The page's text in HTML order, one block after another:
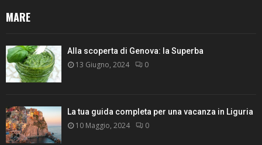
MARE
Alla scoperta di Genova: la Superba
13 Giugno, 2024 0
La tua guida completa per una vacanza in Liguria
10 Maggio, 2024 0